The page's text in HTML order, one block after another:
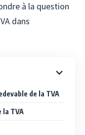
à la question
dans
de la TVA
la TVA